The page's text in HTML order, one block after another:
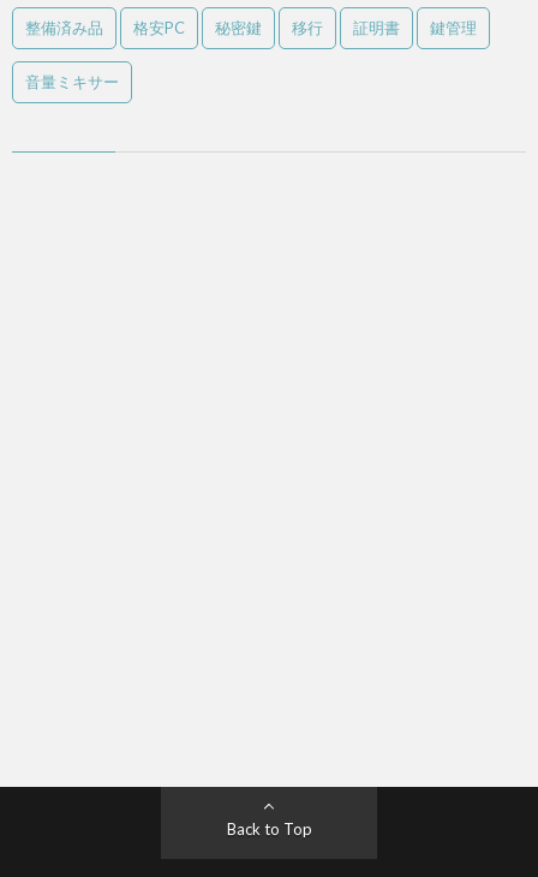
整備済み品 格安PC 秘密鍵 移行 証明書 鍵管理
音量ミキサー
Back to Top